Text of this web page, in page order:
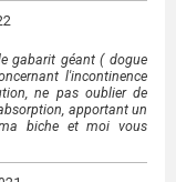
gabarit géant ( dogue
l'incontinence
ne pas oublier de
apportant un
biche et moi vous